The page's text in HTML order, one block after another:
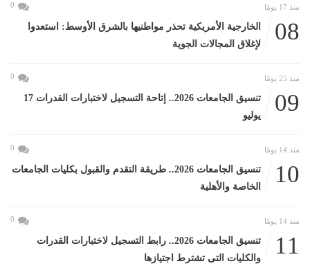
منذ 17 يومًا 0
08
الخارجية الأمريكية تحذر مواطنيها بالشرق الأوسط: استعدوا
لإغلاق المجالات الجوية
منذ 25 يومًا 0
09
تنسيق الجامعات 2026.. إتاحة التسجيل لاختبارات القدرات 17
يوليو
منذ 14 يومًا 0
10
تنسيق الجامعات 2026.. طريقة التقدم والقبول بكليات الجامعات
الخاصة والأهلية
منذ 14 يومًا 0
11
تنسيق الجامعات 2026.. رابط التسجيل لاختبارات القدرات
والكليات التى تشترط اجتيازها